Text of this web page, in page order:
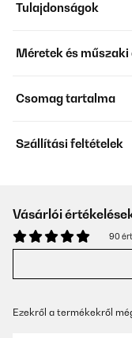
Tulajdonságok
Méretek és
Csomag tartalma
Szállítási feltételek
Vásárlói
90
Ezekről a termékekről